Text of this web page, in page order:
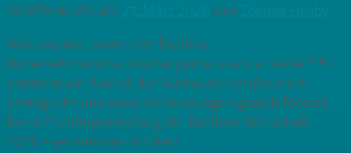
Veröffentlicht am von
Was passiert, wenn vier Berliner
Unternehmensnetzwerke gemeinsam einladen? Es
entsteht ein Abend, der Austausch strukturiert
ermöglicht und neue Verbindungen gezielt fördert.
Beim Frühlingsempfang der Berliner Wirtschaft
2026 – gemeinsam initiiert